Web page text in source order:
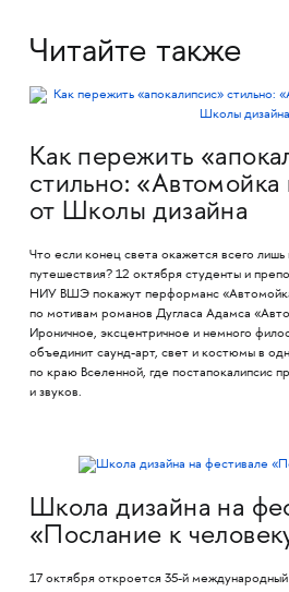
Читайте также
Как пережить
стильно: «Автомойка
от Школы дизайна
Что если конец света окажется всего лишь
путешествия? 12 октября студенты и
НИУ ВШЭ покажут перформанс «Автомойка
по мотивам романов Дугласа Адамса
Ироничное, эксцентричное и немного
объединит саунд-арт, свет и костюмы в
по краю Вселенной, где постапокалипсис
и звуков.
Школа дизайна на
«Послание к
17 октября откроется 35-й